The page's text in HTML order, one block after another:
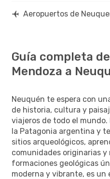
Aeropuertos de
Guía completa
Mendoza a
Neuquén te espera con
de historia, cultura y
viajeros de todo el
la Patagonia argentina y
sitios arqueológicos,
comunidades originarias
formaciones geológicas
moderna y vibrante, es